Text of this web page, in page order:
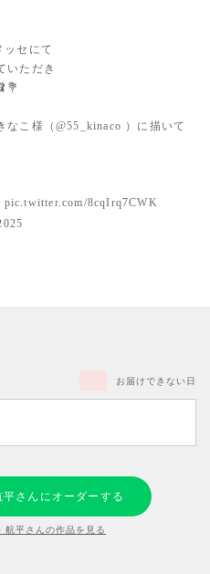
ッセにて
いただき
なこ様（ @55_kinaco ）に描いて
pic.twitter.com/8cqIrq7CWK
お届けできない日
平さんにオーダーする
航平さんの作品を見る